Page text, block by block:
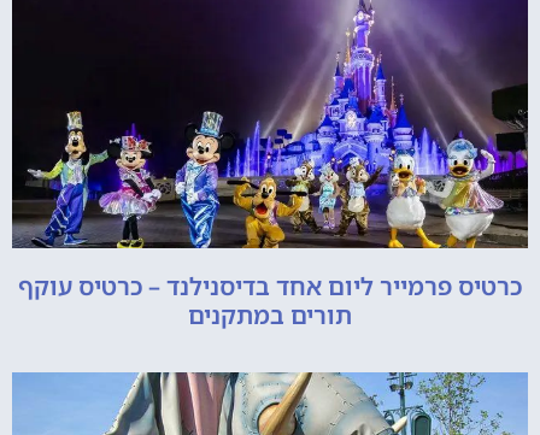
כרטיס פרמייר ליום אחד בדיסנילנד – כרטיס עוקף
תורים במתקנים